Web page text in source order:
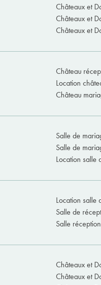
Châteaux et
Châteaux et
Châteaux et
Château
Location
Château
Salle de
Salle de
Location salle
Location salle
Salle de
Salle
Châteaux et
Châteaux et